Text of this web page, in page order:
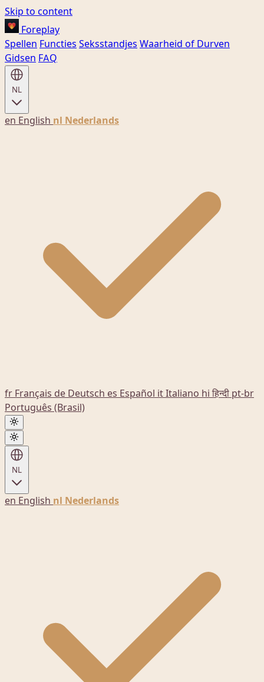
Skip to content
Foreplay
Spellen Functies Seksstandjes Waarheid of Durven
Gidsen FAQ
NL
en English nl Nederlands
fr Français de Deutsch es Español itItaliano hi हिन्दी pt-br
Português (Brasil)
NL
en English nl Nederlands